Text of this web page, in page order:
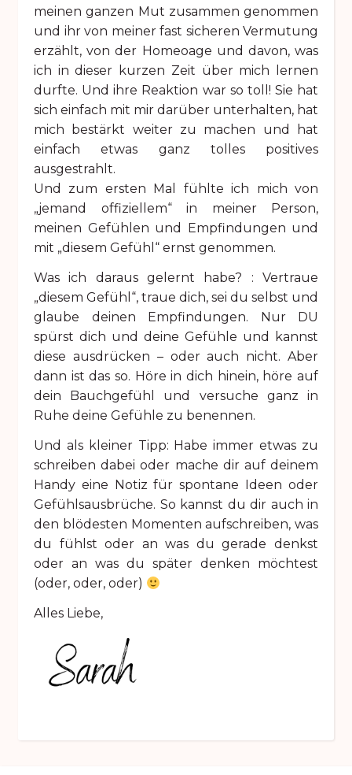
meinen ganzen Mut zusammen genommen
und ihr von meiner fast sicheren Vermutung
erzählt, von der Homeoage und davon, was
ich in dieser kurzen Zeit über mich lernen
durfte. Und ihre Reaktion war so toll! Sie hat
sich einfach mit mir darüber unterhalten, hat
mich bestärkt weiter zu machen und hat
einfach etwas ganz tolles positives
ausgestrahlt.
Und zum ersten Mal fühlte ich mich von
„jemand offiziellem“ in meiner Person,
meinen Gefühlen und Empfindungen und
mit „diesem Gefühl“ ernst genommen.
Was ich daraus gelernt habe? : Vertraue
„diesem Gefühl“, traue dich, sei du selbst und
glaube deinen Empfindungen. Nur DU
spürst dich und deine Gefühle und kannst
diese ausdrücken – oder auch nicht. Aber
dann ist das so. Höre in dich hinein, höre auf
dein Bauchgefühl und versuche ganz in
Ruhe deine Gefühle zu benennen.
Und als kleiner Tipp: Habe immer etwas zu
schreiben dabei oder mache dir auf deinem
Handy eine Notiz für spontane Ideen oder
Gefühlsausbrüche. So kannst du dir auch in
den blödesten Momenten aufschreiben, was
du fühlst oder an was du gerade denkst
oder an was du später denken möchtest
(oder, oder, oder)
Alles Liebe,